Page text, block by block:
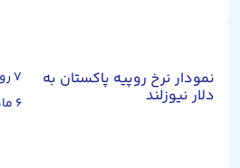
نمودار نرخ روپیه پاکستان به
دلار نیوزلند
۷ روز
۶ ماه